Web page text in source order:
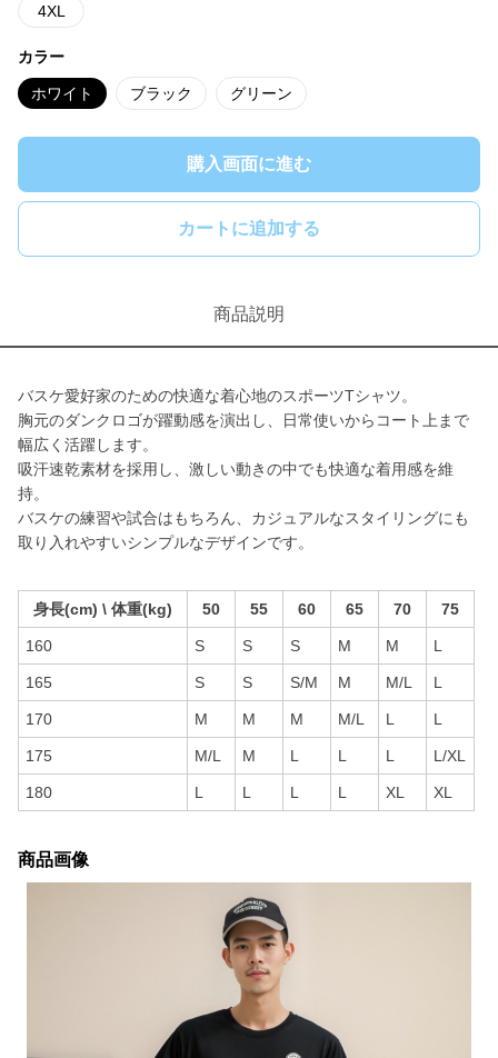
4XL
カラー
ホワイト ブラック グリーン
購入画面に進む
カートに追加する
商品説明
バスケ愛好家のための快適な着心地のスポーツTシャツ。
胸元のダンクロゴが躍動感を演出し、日常使いからコート上まで
幅広く活躍します。
吸汗速乾素材を採用し、激しい動きの中でも快適な着用感を維
持。
バスケの練習や試合はもちろん、カジュアルなスタイリングにも
取り入れやすいシンプルなデザインです。
身長(cm) \ 体重(kg) 50 55 60 65 70 75
160 S S S M M L
165 S S S/M M M/L L
170 M M M M/L L L
175 M/L M L L L L/XL
180 L L L L XL XL
商品画像